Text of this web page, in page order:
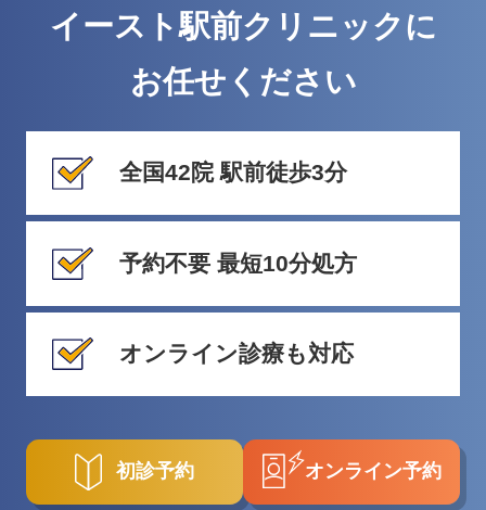
イースト駅前クリニックに
お任せください
全国42院 駅前徒歩3分
予約不要 最短10分処方
オンライン診療も対応
初診予約 オンライン予約